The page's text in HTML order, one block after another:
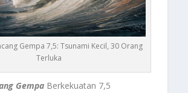
Gempa 7,5: Tsunami Kecil, 30 Orang
Terluka
Gempa Berkekuatan 7,5